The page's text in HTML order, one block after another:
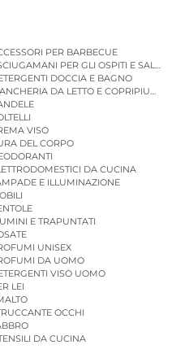
PER BARBECUE
PER GLI OSPITI E
DOCCIA E BAGNO
DA LETTO E COPRIPIUMINI
VISO
DEL CORPO
DA CUCINA
E ILLUMINAZIONE
E TRAPUNTATI
UNISEX
DA UOMO
VISO UOMO
LEI
OCCHI
DA CUCINA